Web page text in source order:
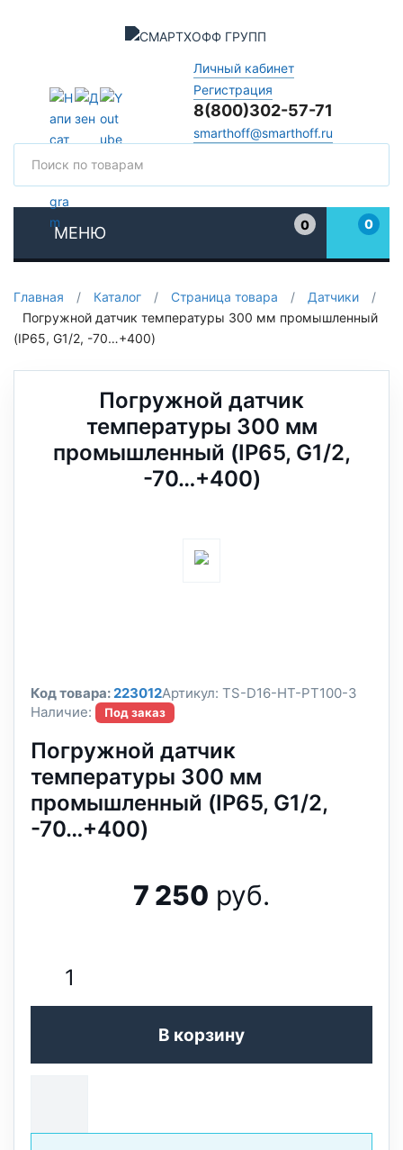
Личный кабинет
Регистрация
8(800)302-57-71
smarthoff@smarthoff.ru
МЕНЮ
0
0
Главная / Каталог / Страница товара / Датчики
/
Погружной датчик температуры 300 мм промышленный
(IP65, G1/2, -70…+400)
Погружной датчик
температуры 300 мм
промышленный (IP65, G1/2,
-70…+400)
Код товара:223012Артикул: TS-D16-HT-PT100-3
Наличие:
Под заказ
Погружной датчик
температуры 300 мм
промышленный (IP65, G1/2,
-70…+400)
7 250 руб.
В корзину